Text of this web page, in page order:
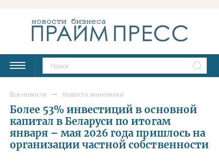
Все новости Новости экономики
Более 53% инвестиций в основной
капитал в Беларуси по итогам
января – мая 2026 года пришлось на
организации частной собственности